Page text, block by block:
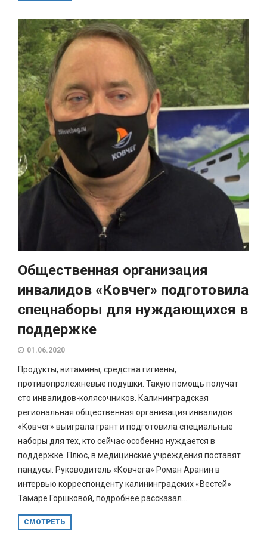
Общественная организация
инвалидов «Ковчег» подготовила
спецнаборы для нуждающихся в
поддержке
01.06.2020
Продукты, витамины, средства гигиены,
противопролежневые подушки. Такую помощь получат
сто инвалидов-колясочников. Калининградская
региональная общественная организация инвалидов
«Ковчег» выиграла грант и подготовила специальные
наборы для тех, кто сейчас особенно нуждается в
поддержке. Плюс, в медицинские учреждения поставят
пандусы. Руководитель «Ковчега» Роман Аранин в
интервью корреспонденту калининградских «Вестей»
Тамаре Горшковой, подробнее рассказал...
СМОТРЕТЬ